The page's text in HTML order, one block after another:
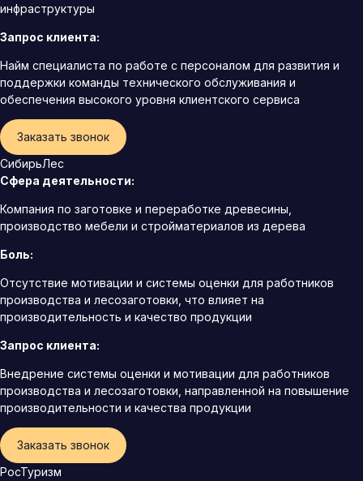
инфраструктуры
Запрос клиента:
Найм специалиста по работе с персоналом для развития и
поддержки команды технического обслуживания и
обеспечения высокого уровня клиентского сервиса
Заказать звонок
СибирьЛес
Сфера деятельности:
Компания по заготовке и переработке древесины,
производство мебели и стройматериалов из дерева
Боль:
Отсутствие мотивации и системы оценки для работников
производства и лесозаготовки, что влияет на
производительность и качество продукции
Запрос клиента:
Внедрение системы оценки и мотивации для работников
производства и лесозаготовки, направленной на повышение
производительности и качества продукции
Заказать звонок
РосТуризм